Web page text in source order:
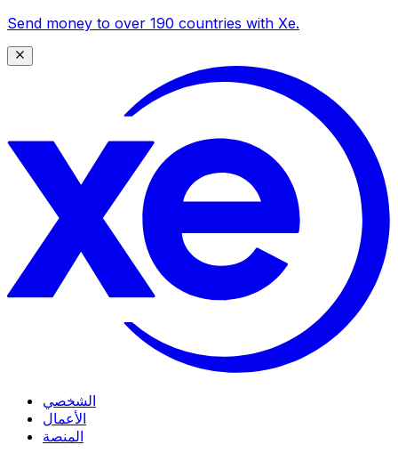
Send money to over 190 countries with Xe.
الشخصي
الأعمال
المنصة